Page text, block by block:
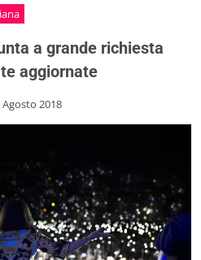
a grande richiesta
aggiornate
Agosto 2018